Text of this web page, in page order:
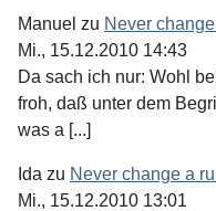
Manuel zu Never
Mi., 15.12.2010 14:43
Da sach ich nur: Wohl
froh, daß unter dem
was a [...]
Ida zu Never change a
Mi., 15.12.2010 13:01